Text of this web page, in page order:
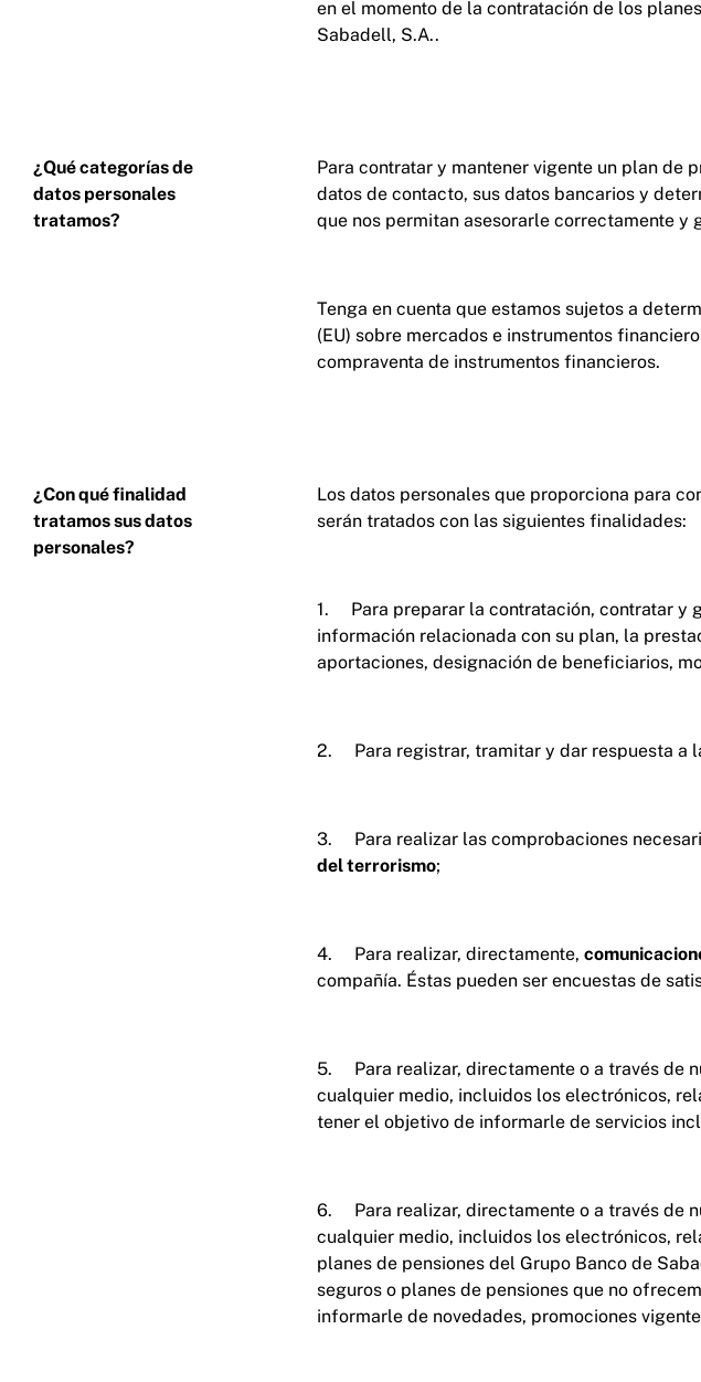
en el momento de la contratación de los
Sabadell, S.A..
¿Qué categorías de
datos personales
tratamos?
Para contratar y mantener vigente un plan de
datos de contacto, sus datos bancarios y
que nos permitan asesorarle correctamente
Tenga en cuenta que estamos sujetos a
(EU) sobre mercados e instrumentos
compraventa de instrumentos financieros.
¿Con qué finalidad
tratamos sus datos
personales?
Los datos personales que proporciona para
serán tratados con las siguientes finalidades:
1. Para preparar la contratación, contratar y
información relacionada con su plan, la
aportaciones, designación de beneficiarios,
2. Para registrar, tramitar y dar respuesta a
3. Para realizar las comprobaciones
del terrorismo;
4. Para realizar, directamente,
compañía. Éstas pueden ser encuestas de
5. Para realizar, directamente o a través de
cualquier medio, incluidos los electrónicos,
tener el objetivo de informarle de servicios
6. Para realizar, directamente o a través de
cualquier medio, incluidos los electrónicos,
planes de pensiones del Grupo Banco de
seguros o planes de pensiones que no
informarle de novedades, promociones